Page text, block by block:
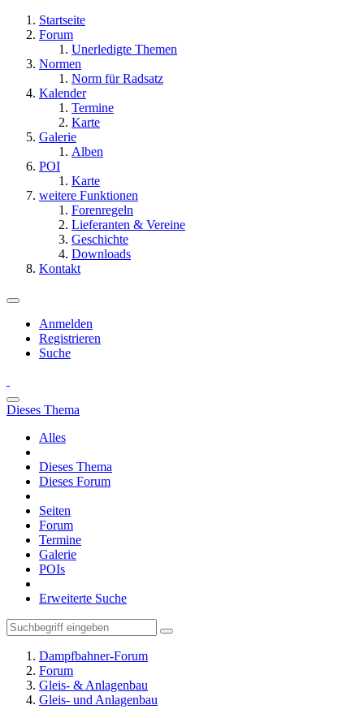
Startseite
Forum
Unerledigte Themen
Normen
Norm für Radsatz
Kalender
Termine
Karte
Galerie
Alben
POI
Karte
weitere Funktionen
Forenregeln
Lieferanten & Vereine
Geschichte
Downloads
Kontakt
Anmelden
Registrieren
Suche
Dieses Thema
Alles
Dieses Thema
Dieses Forum
Seiten
Forum
Termine
Galerie
POIs
Erweiterte Suche
Dampfbahner-Forum
Forum
Gleis- & Anlagenbau
Gleis- und Anlagenbau